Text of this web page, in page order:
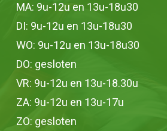
MA: 9u-12u en 13u-18u30
DI: 9u-12u en 13u-18u30
WO: 9u-12u en 13u-18u30
DO: gesloten
VR: 9u-12u en 13u-18.30u
ZA: 9u-12u en 13u-17u
ZO: gesloten